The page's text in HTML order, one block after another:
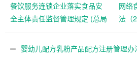
餐饮服务连锁企业落实食品安
全主体责任监督管理规定 (总局
网络
法（
婴幼儿配方乳粉产品配方注册管理